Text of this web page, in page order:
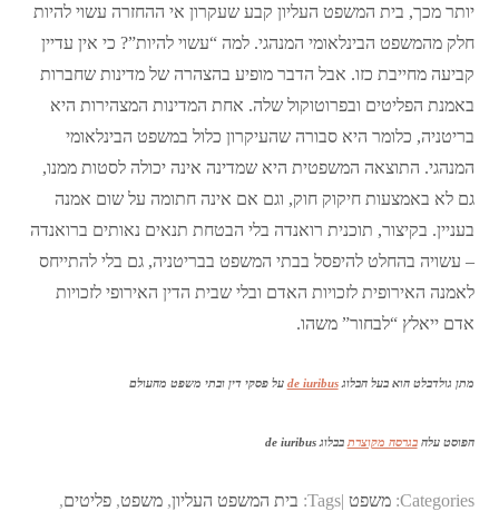
יותר מכך, בית המשפט העליון קבע שעקרון אי ההחזרה עשוי להיות
חלק מהמשפט הבינלאומי המנהגי. למה “עשוי להיות”? כי אין עדיין
קביעה מחייבת כזו. אבל הדבר מופיע בהצהרה של מדינות שחברות
באמנת הפליטים ובפרוטוקול שלה. אחת המדינות המצהירות היא
בריטניה, כלומר היא סבורה שהעיקרון כלול במשפט הבינלאומי
המנהגי. התוצאה המשפטית היא שמדינה אינה יכולה לסטות ממנו,
גם לא באמצעות חיקוק חוק, וגם אם אינה חתומה על שום אמנה
בעניין. בקיצור, תוכנית רואנדה בלי הבטחת תנאים נאותים ברואנדה
– עשויה בהחלט להיפסל בבתי המשפט בבריטניה, גם בלי להתייחס
לאמנה האירופית לזכויות האדם ובלי שבית הדין האירופי לזכויות
אדם ייאלץ “לבחור” משהו.
מתן גולדבלט הוא בעל הבלוג de iuribus על פסקי דין ובתי משפט מהעולם
הפוסט עלהבגרסה מקוצרת בבלוג de iuribus
Categories: משפט Tags: בית המשפט העליון,משפט,פליטים,